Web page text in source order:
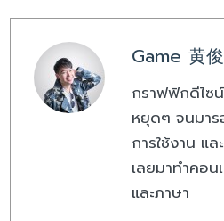
Game 黄
กราฟฟิกดีไซ
หยุดๆ จนมาร
การใช้งาน แล
เลยมาทำคอ
และภาษา